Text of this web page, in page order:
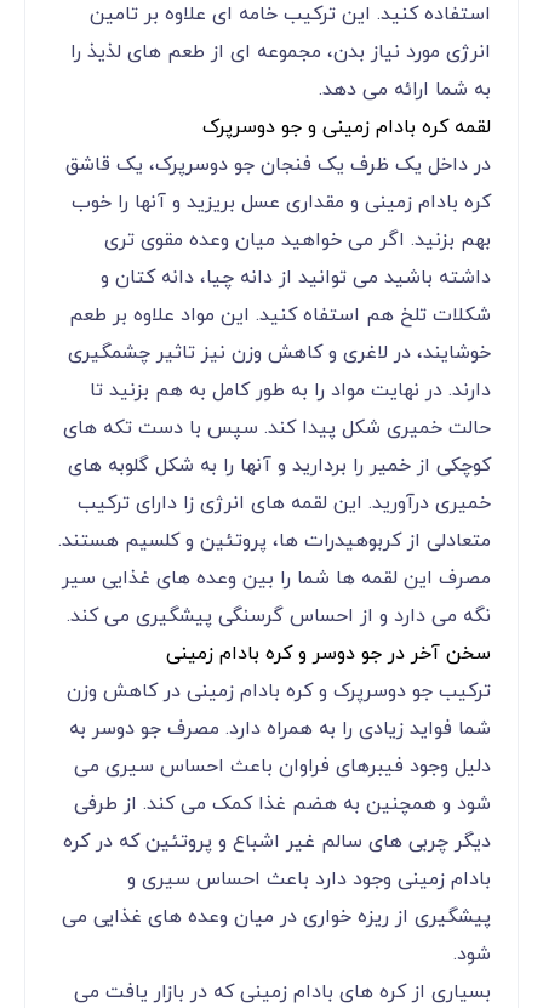
استفاده کنید. این ترکیب خامه ای علاوه بر تامین
انرژی مورد نیاز بدن، مجموعه ای از طعم های لذیذ را
به شما ارائه می دهد.
لقمه کره بادام زمینی و جو دوسرپرک
در داخل یک ظرف یک فنجان جو دوسرپرک، یک قاشق
کره بادام زمینی و مقداری عسل بریزید و آنها را خوب
بهم بزنید. اگر می خواهید میان وعده مقوی تری
داشته باشید می توانید از دانه چیا، دانه کتان و
شکلات تلخ هم استفاه کنید. این مواد علاوه بر طعم
خوشایند، در لاغری و کاهش وزن نیز تاثیر چشمگیری
دارند. در نهایت مواد را به طور کامل به هم بزنید تا
حالت خمیری شکل پیدا کند. سپس با دست تکه های
کوچکی از خمیر را بردارید و آنها را به شکل گلوبه های
خمیری درآورید. این لقمه های انرژی زا دارای ترکیب
متعادلی از کربوهیدرات ها، پروتئین و کلسیم هستند.
مصرف این لقمه ها شما را بین وعده های غذایی سیر
نگه می دارد و از احساس گرسنگی پیشگیری می کند.
سخن آخر در جو دوسر و کره بادام زمینی
ترکیب جو دوسرپرک و کره بادام زمینی در کاهش وزن
شما فواید زیادی را به همراه دارد. مصرف جو دوسر به
دلیل وجود فیبرهای فراوان باعث احساس سیری می
شود و همچنین به هضم غذا کمک می کند. از طرفی
دیگر چربی های سالم غیر اشباع و پروتئین که در کره
بادام زمینی وجود دارد باعث احساس سیری و
پیشگیری از ریزه خواری در میان وعده های غذایی می
شود.
بسیاری از کره های بادام زمینی که در بازار یافت می